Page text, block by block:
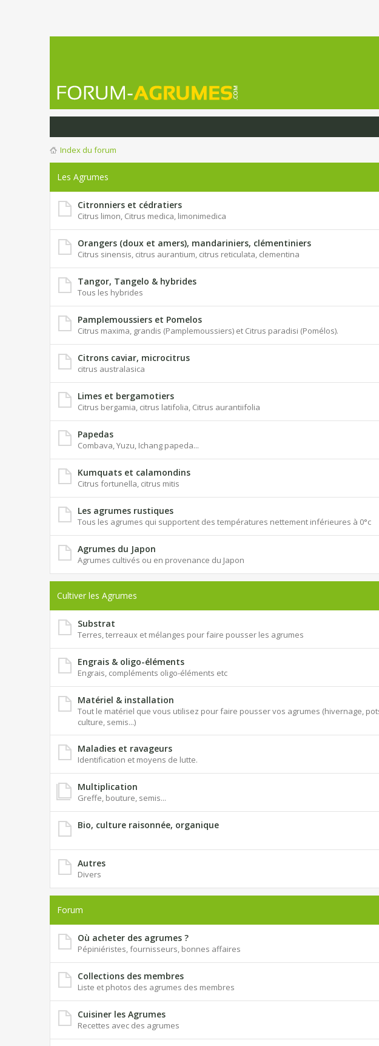
Index du forum
Les Agrumes
Citronniers et cédratiers
Citrus limon, Citrus medica, limonimedica
Orangers (doux et amers), mandariniers, clémentiniers
Citrus sinensis, citrus aurantium, citrus reticulata, clementina
Tangor, Tangelo & hybrides
Tous les hybrides
Pamplemoussiers et Pomelos
Citrus maxima, grandis (Pamplemoussiers) et Citrus paradisi (Pomélos).
Citrons caviar, microcitrus
citrus australasica
Limes et bergamotiers
Citrus bergamia, citrus latifolia, Citrus aurantiifolia
Papedas
Combava, Yuzu, Ichang papeda...
Kumquats et calamondins
Citrus fortunella, citrus mitis
Les agrumes rustiques
Tous les agrumes qui supportent des températures nettement inférieures à 0°c
Agrumes du Japon
Agrumes cultivés ou en provenance du Japon
Cultiver les Agrumes
Substrat
Terres, terreaux et mélanges pour faire pousser les agrumes
Engrais & oligo-éléments
Engrais, compléments oligo-éléments etc
Matériel & installation
Tout le matériel que vous utilisez pour faire pousser vos agrumes (hivernage,
culture, semis...)
Maladies et ravageurs
Identification et moyens de lutte.
Multiplication
Greffe, bouture, semis...
Bio, culture raisonnée, organique
Autres
Divers
Forum
Où acheter des agrumes ?
Pépiniéristes, fournisseurs, bonnes affaires
Collections des membres
Liste et photos des agrumes des membres
Cuisiner les Agrumes
Recettes avec des agrumes